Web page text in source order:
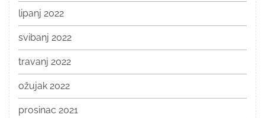
lipanj 2022
svibanj 2022
travanj 2022
ožujak 2022
prosinac 2021